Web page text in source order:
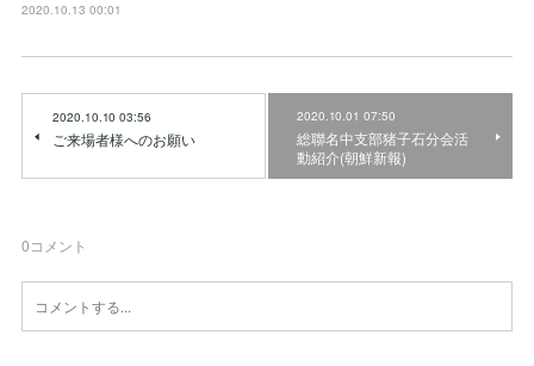
2020.10.13 00:01
2020.10.10 03:56
ご来場者様へのお願い
2020.10.01 07:50
総聯名中支部猪子石分会活
動紹介(朝鮮新報)
0コメント